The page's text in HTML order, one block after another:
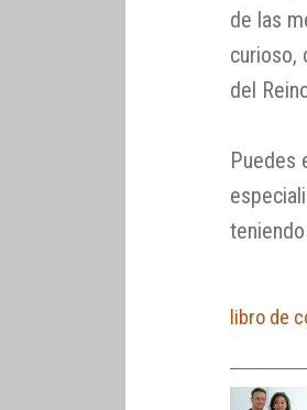
de las
curioso,
del
Puedes
libro de